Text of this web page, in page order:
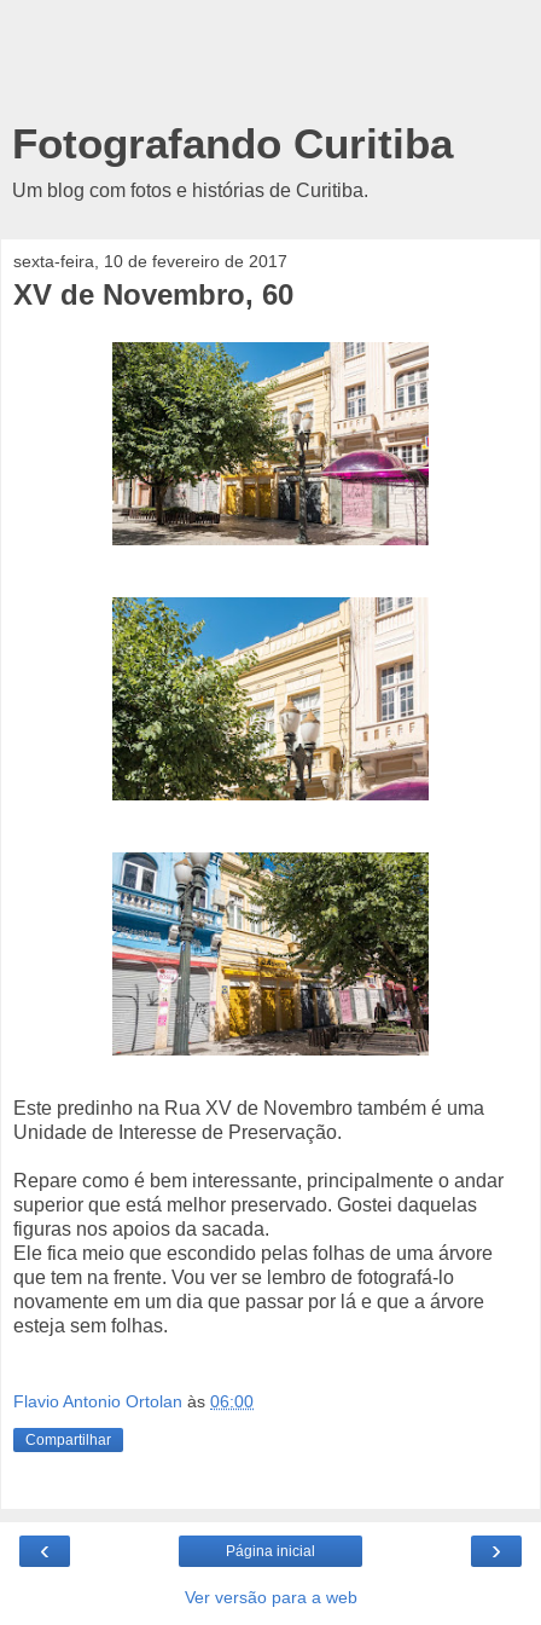
Fotografando Curitiba
Um blog com fotos e histórias de Curitiba.
sexta-feira, 10 de fevereiro de 2017
XV de Novembro, 60
Este predinho na Rua XV de Novembro também é uma
Unidade de Interesse de Preservação.
Repare como é bem interessante, principalmente o andar
superior que está melhor preservado. Gostei daquelas
figuras nos apoios da sacada.
Ele fica meio que escondido pelas folhas de uma árvore
que tem na frente. Vou ver se lembro de fotografá-lo
novamente em um dia que passar por lá e que a árvore
esteja sem folhas.
Flavio Antonio Ortolan às 06:00
Compartilhar
‹ ›
Página inicial
Ver versão para a web